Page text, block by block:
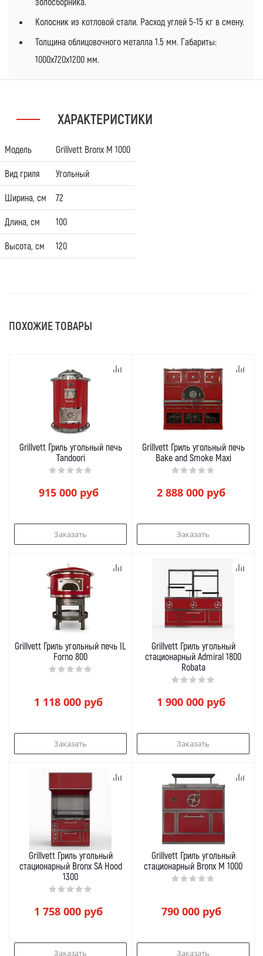
Колосник из котловой стали. Расход углей 5-15 кг в смену.
Толщина облицовочного металла 1.5 мм. Габариты:
1000х720х1200 мм.
ХАРАКТЕРИСТИКИ
Модель Grillvett Bronx M 1000
Вид гриля Угольный
Ширина, см 72
Длина, см 100
Высота, см 120
ПОХОЖИЕ ТОВАРЫ
Grillvett Гриль угольный печь
Tandoori
915 000руб
Заказать
Grillvett Гриль угольный печь
Bake and Smoke Maxi
2 888 000 руб
Заказать
Grillvett Гриль угольный печь IL
Forno 800
1 118 000 руб
Заказать
Grillvett Гриль угольный
стационарный Admiral 1800
Robata
1 900 000 руб
Заказать
Grillvett Гриль угольный
стационарный Bronx SA Hood
1300
1 758 000 руб
Заказать
Grillvett Гриль угольный
стационарный Bronx M 1000
790 000руб
Заказать